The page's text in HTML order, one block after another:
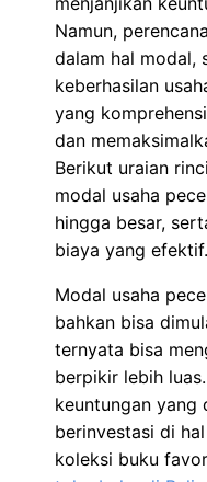
Namun,
dalam hal modal,
keberhasilan
yang
dan
Berikut uraian
modal usaha
hingga besar,
biaya yang efektif.
Modal usaha
bahkan bisa
ternyata bisa
berpikir lebih
keuntungan yang
berinvestasi di
koleksi buku